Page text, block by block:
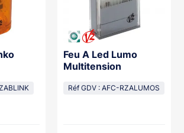
Feu A Led Lumo
Multitension
Réf GDV : AFC-RZALUMOS